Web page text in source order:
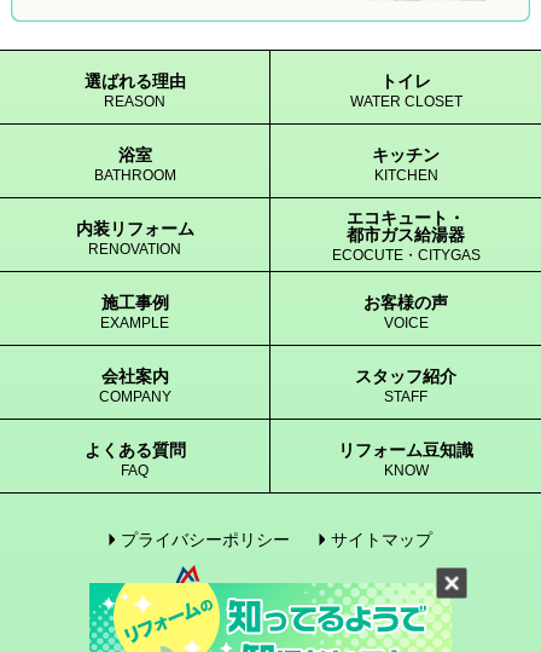
選ばれる理由
REASON
トイレ
WATER CLOSET
浴室
BATHROOM
キッチン
KITCHEN
内装リフォーム
RENOVATION
エコキュート・
都市ガス給湯器
ECOCUTE・CITYGAS
施工事例
EXAMPLE
お客様の声
VOICE
会社案内
COMPANY
スタッフ紹介
STAFF
よくある質問
FAQ
リフォーム豆知識
KNOW
プライバシーポリシー サイトマップ
© 2005-2017 enegene Co., Ltd. All Rights Reserved.